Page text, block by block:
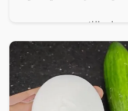
اللاتي يعشن شهوة
سواءً ضمن علاقة
مع الرجال، ففي هذا